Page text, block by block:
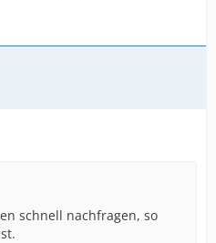
schnell nachfragen, so